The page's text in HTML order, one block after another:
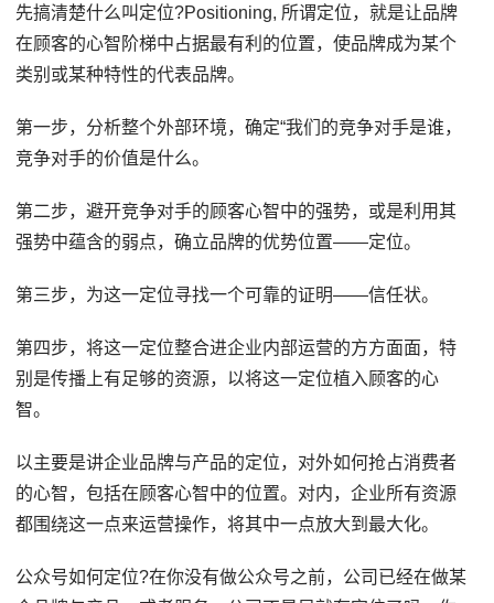
先搞清楚什么叫定位?Positioning, 所谓定位，就是让品牌
在顾客的心智阶梯中占据最有利的位置，使品牌成为某个
类别或某种特性的代表品牌。
第一步，分析整个外部环境，确定“我们的竞争对手是谁，
竞争对手的价值是什么。
第二步，避开竞争对手的顾客心智中的强势，或是利用其
强势中蕴含的弱点，确立品牌的优势位置——定位。
第三步，为这一定位寻找一个可靠的证明——信任状。
第四步，将这一定位整合进企业内部运营的方方面面，特
别是传播上有足够的资源，以将这一定位植入顾客的心
智。
以主要是讲企业品牌与产品的定位，对外如何抢占消费者
的心智，包括在顾客心智中的位置。对内，企业所有资源
都围绕这一点来运营操作，将其中一点放大到最大化。
公众号如何定位?在你没有做公众号之前，公司已经在做某